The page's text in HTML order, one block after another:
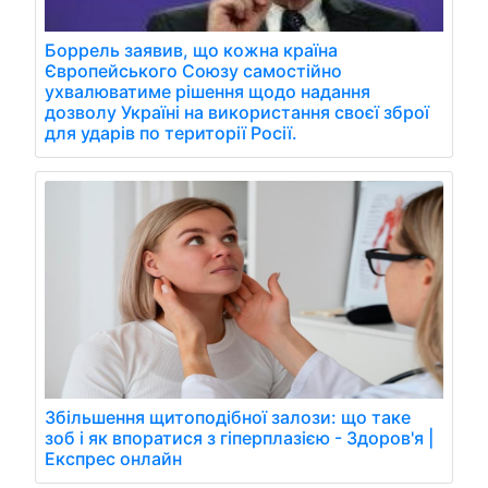
Боррель заявив, що кожна країна
Європейського Союзу самостійно
ухвалюватиме рішення щодо надання
дозволу Україні на використання своєї зброї
для ударів по території Росії.
Збільшення щитоподібної залози: що таке
зоб і як впоратися з гіперплазією - Здоров'я |
Експрес онлайн